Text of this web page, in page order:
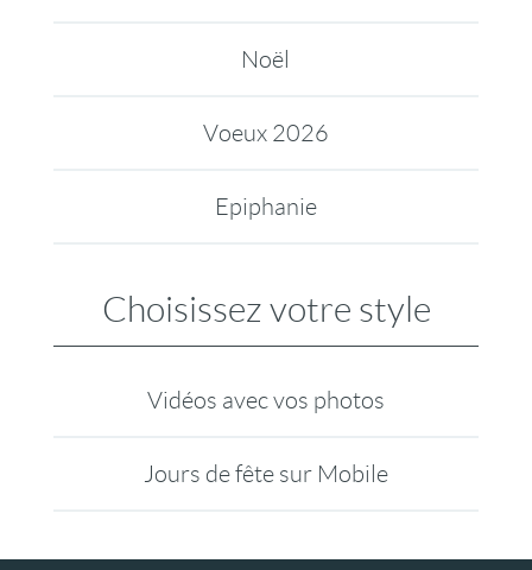
Noël
Voeux 2026
Epiphanie
Choisissez votre style
Vidéos avec vos photos
Jours de fête sur Mobile